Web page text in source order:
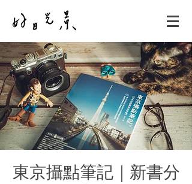
東京攝點筆記｜新書分